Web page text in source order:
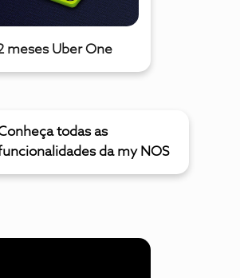
meses Uber One
todas as
da my NOS